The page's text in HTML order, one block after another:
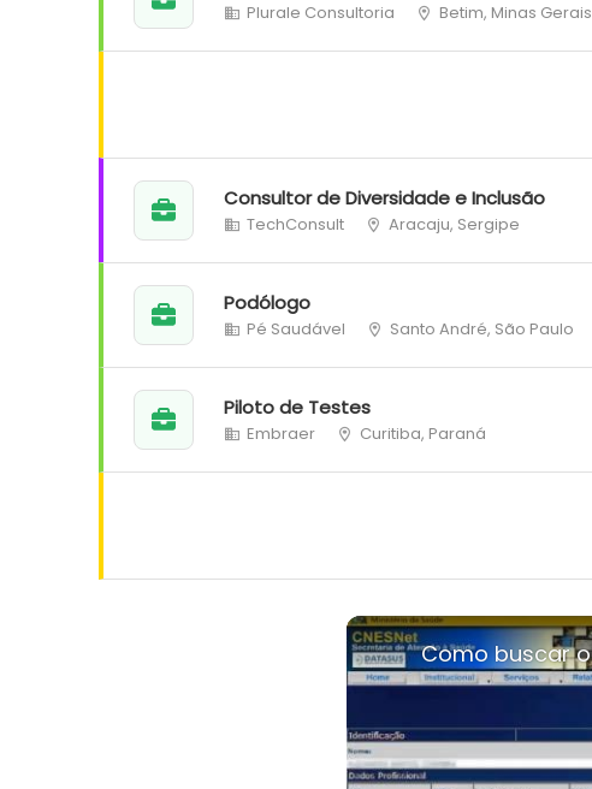
Plurale Consultoria Betim, Minas Gerais
Consultor de Diversidade e Inclusão
TechConsult Aracaju, Sergipe
Podólogo
Pé Saudável Santo André, São Paulo
Piloto de Testes
Embraer Curitiba, Paraná